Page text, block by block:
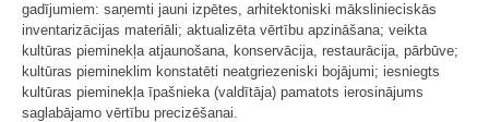
gadījumiem: saņemti jauni izpētes, arhitektoniski mākslinieciskās
inventarizācijas materiāli; aktualizēta vērtību apzināšana; veikta
kultūras pieminekļa atjaunošana, konservācija, restaurācija, pārbūve;
kultūras piemineklim konstatēti neatgriezeniski bojājumi; iesniegts
kultūras pieminekļa īpašnieka (valdītāja) pamatots ierosinājums
saglabājamo vērtību precizēšanai.